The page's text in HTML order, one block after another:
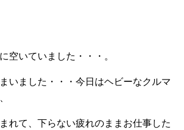
空いていました・・・。
いました・・・今日はヘビーなクルマ
れて、下らない疲れのままお仕事した